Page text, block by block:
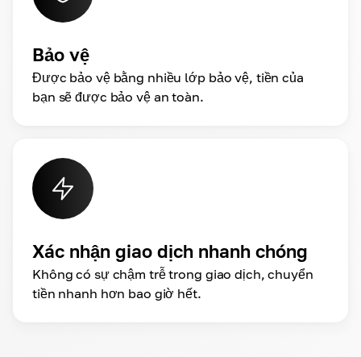
Bảo vệ
Được bảo vệ bằng nhiều lớp bảo vệ, tiền của
bạn sẽ được bảo vệ an toàn.
Xác nhận giao dịch nhanh chóng
Không có sự chậm trễ trong giao dịch, chuyển
tiền nhanh hơn bao giờ hết.